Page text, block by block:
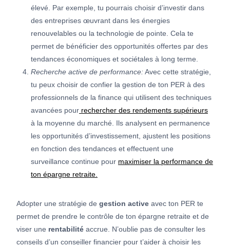
élevé. Par exemple, tu pourrais choisir d’investir dans
des entreprises œuvrant dans les énergies
renouvelables ou la technologie de pointe. Cela te
permet de bénéficier des opportunités offertes par des
tendances économiques et sociétales à long terme.
Recherche active de performance:Avec cette stratégie,
tu peux choisir de confier la gestion de ton PER à des
professionnels de la finance qui utilisent des techniques
avancées pour rechercher des rendements supérieurs
à la moyenne du marché. Ils analysent en permanence
les opportunités d’investissement, ajustent les positions
en fonction des tendances et effectuent une
surveillance continue pour maximiser la performance de
ton épargne retraite.
Adopter une stratégie de gestion active avec ton PER te
permet de prendre le contrôle de ton épargne retraite et de
viser une rentabilité accrue. N’oublie pas de consulter les
conseils d’un conseiller financier pour t’aider à choisir les